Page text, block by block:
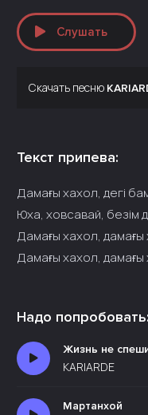
Слушать
Скачать песню
Текст припева:
Дамағы хахол, дегі
Юха, ховсавай, безім
Дамағы хахол, дамағы
Дамағы хахол, дамағы
Надо попробовать:
Жизнь не
KARIARDE
Мартанхой